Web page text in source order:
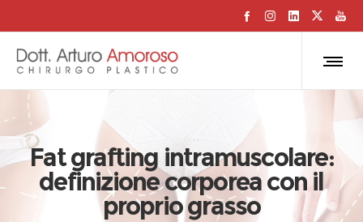
Fat grafting intramuscolare:
definizione corporea con il
proprio grasso